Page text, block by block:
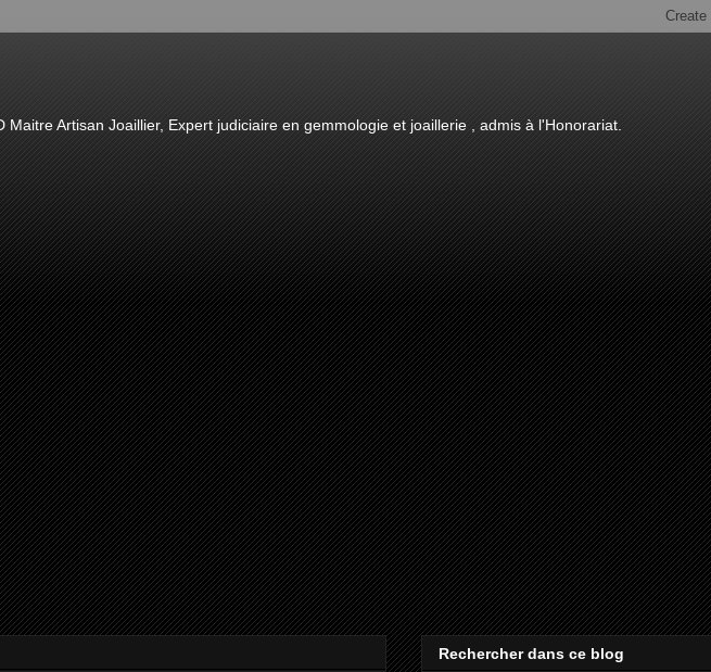
Artisan Joaillier, Expert judiciaire en gemmologie et joaillerie , admis à l'Honorariat.
Rechercher dans ce blog